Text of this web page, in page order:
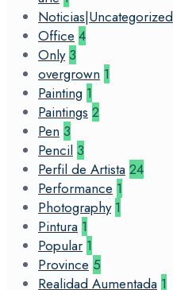
Noticias|Uncategorized
Office 4
Only 3
overgrown 1
Painting 1
Paintings 2
Pen 3
Pencil 3
Perfil de Artista 24
Performance 1
Photography 1
Pintura 1
Popular 1
Province 5
Realidad Aumentada 1